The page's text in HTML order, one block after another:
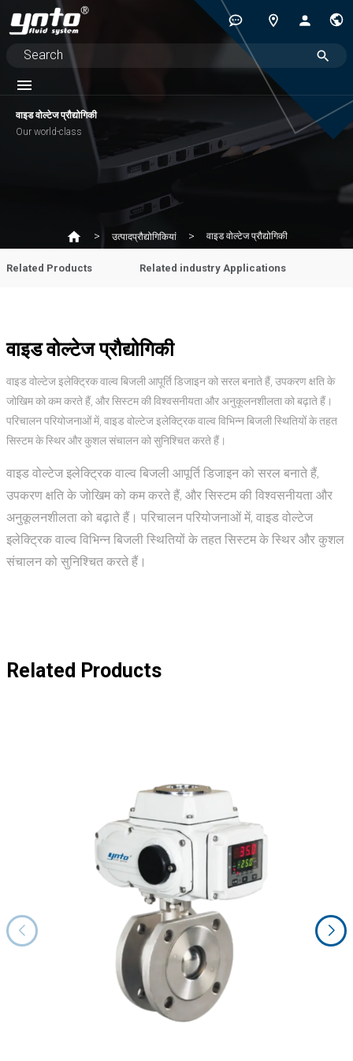
वाइड वोल्टेज प्रौद्योगिकी
Our world-class
उत्पादप्रौद्योगिकियां वाइड वोल्टेज प्रौद्योगिकी
Related Products Related industry Applications
वाइड वोल्टेज प्रौद्योगिकी
वाइड वोल्टेज इलेक्ट्रिक वाल्व बिजली आपूर्ति डिजाइन को सरल बनाते हैं, उपकरण क्षति के
जोखिम को कम करते हैं, और सिस्टम की विश्वसनीयता और अनुकूलनशीलता को बढ़ाते हैं।
परिचालन परियोजनाओं में, वाइड वोल्टेज इलेक्ट्रिक वाल्व विभिन्न बिजली स्थितियों के तहत
सिस्टम के स्थिर और कुशल संचालन को सुनिश्चित करते हैं।
वाइड वोल्टेज इलेक्ट्रिक वाल्व बिजली आपूर्ति डिजाइन को सरल बनाते हैं,
उपकरण क्षति के जोखिम को कम करते हैं, और सिस्टम की विश्वसनीयता और
अनुकूलनशीलता को बढ़ाते हैं। परिचालन परियोजनाओं में, वाइड वोल्टेज
इलेक्ट्रिक वाल्व विभिन्न बिजली स्थितियों के तहत सिस्टम के स्थिर और कुशल
संचालन को सुनिश्चित करते हैं।
Related Products